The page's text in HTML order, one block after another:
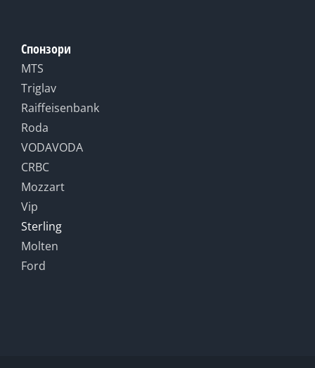
Спонзори
MTS
Triglav
Raiffeisenbank
Roda
VODAVODA
CRBC
Mozzart
Vip
Sterling
Molten
Ford